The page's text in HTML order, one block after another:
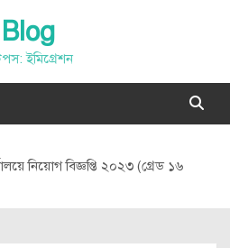
ইমিগ্রেশন
নিয়োগ বিজ্ঞপ্তি ২০২৩ (গ্রেড ১৬